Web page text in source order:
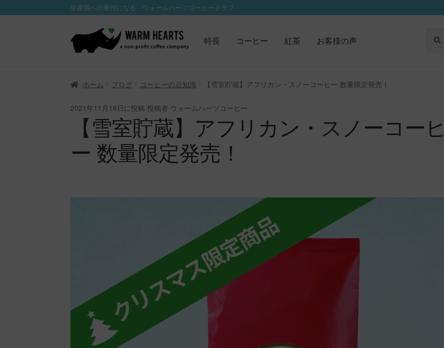
ビ
ゲ
ョ
ッ
ン
テ
へ
特長 コーヒー 紅茶 お客様の声
生産国への寄付になる ウォームハーツコーヒークラブ
ホーム ブログ コーヒーの豆知識 【雪室貯蔵】アフリカン・スノーコーヒー 数量限定発売！
2021年11月16日に投稿 投稿者 ウォームハーツコーヒー
【雪室貯蔵】アフリカン・スノーコーヒ
ー 数量限定発売！